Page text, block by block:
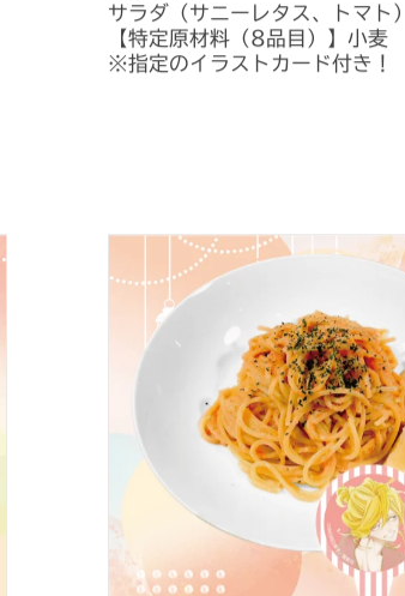
サラダ（サニーレタス、トマト）
【特定原材料（8品目）】小麦
※指定のイラストカード付き！